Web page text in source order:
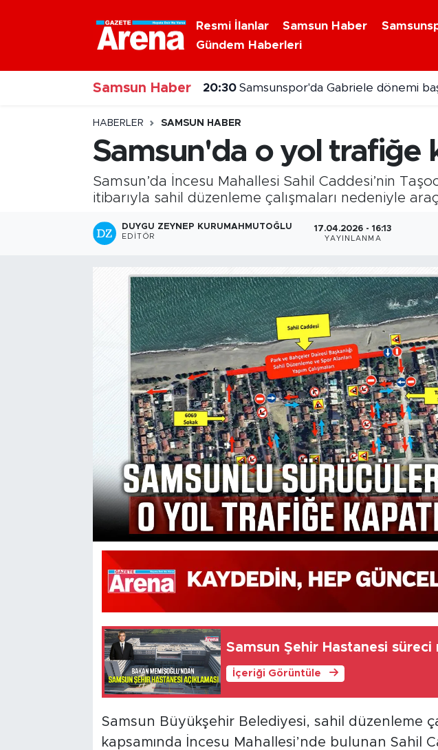
Resmi İlanlar Samsun Haber
Gündem Haberleri
Samsun Haber 20:30 Samsunspor'da Gabriele dönemi
20:20 Alaçam çileği kavonozlarda yerini
HABERLER SAMSUN HABER
Samsun'da o yol trafiğe
Samsun’da İncesu Mahallesi Sahil Caddesi’nin
itibarıyla sahil düzenleme çalışmaları nedeniyle
DUYGU ZEYNEP KURUMAHMUTOĞLU
EDITÖR
17.04.2026 - 16:13
YAYINLANMA
Samsun Şehir Hastanesi süreci
İçeriği Görüntüle
Samsun Büyükşehir Belediyesi, sahil düzenleme
kapsamında İncesu Mahallesi’nde bulunan Sahil
Nöbetçi Eczaneler
Hava Durumu
Samsun Namaz Vakitleri
Trafik Durumu
Süper Lig Puan Durumu ve Fikstür
Tüm Manşetler